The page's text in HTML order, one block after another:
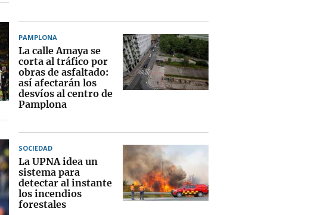
PAMPLONA
La calle Amaya se
corta al tráfico por
obras de asfaltado:
así afectarán los
desvíos al centro de
Pamplona
SOCIEDAD
La UPNA idea un
sistema para
detectar al instante
los incendios
forestales